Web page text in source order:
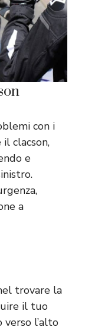
con i
clacson,
e
a
trovare la
il tuo
verso l’alto